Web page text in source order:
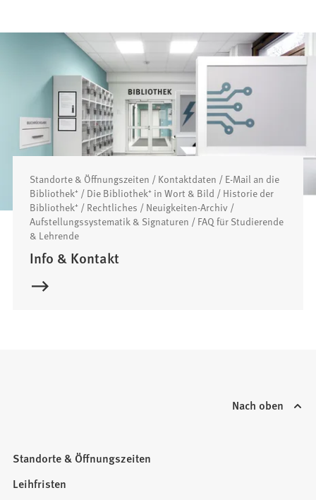
Standorte & Öffnungszeiten / Kontaktdaten / E-Mail an die
Bibliothek⁺ / Die Bibliothek⁺ in Wort & Bild / Historie der
Bibliothek⁺ / Rechtliches / Neuigkeiten-Archiv /
Aufstellungssystematik & Signaturen / FAQ für Studierende
& Lehrende
Info & Kontakt
Nach oben
Standorte & Öffnungszeiten
Leihfristen